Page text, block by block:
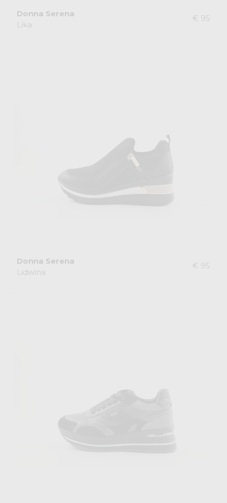
Donna Serena
Lika
€ 95
Donna Serena
Lidwina
€ 95